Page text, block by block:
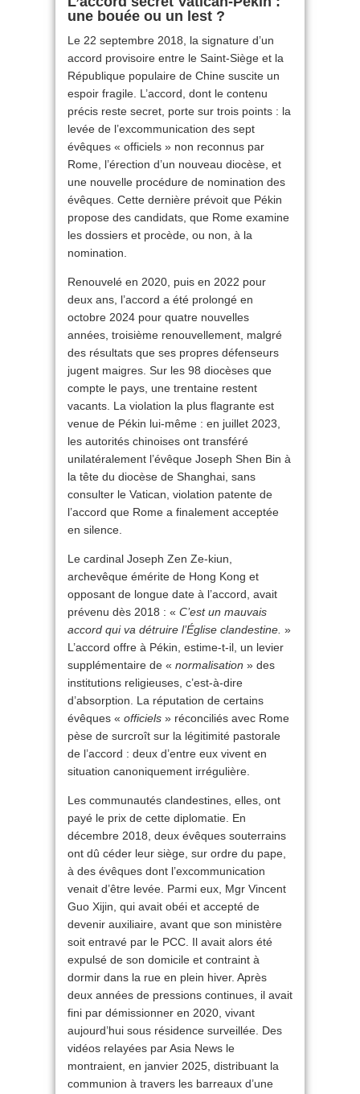
une bouée ou un lest ?
Le 22 septembre 2018, la signature d’un
accord provisoire entre le Saint-Siège et la
République populaire de Chine suscite un
espoir fragile. L’accord, dont le contenu
précis reste secret, porte sur trois points : la
levée de l’excommunication des sept
évêques « officiels » non reconnus par
Rome, l’érection d’un nouveau diocèse, et
une nouvelle procédure de nomination des
évêques. Cette dernière prévoit que Pékin
propose des candidats, que Rome examine
les dossiers et procède, ou non, à la
nomination.
Renouvelé en 2020, puis en 2022 pour
deux ans, l’accord a été prolongé en
octobre 2024 pour quatre nouvelles
années, troisième renouvellement, malgré
des résultats que ses propres défenseurs
jugent maigres. Sur les 98 diocèses que
compte le pays, une trentaine restent
vacants. La violation la plus flagrante est
venue de Pékin lui-même : en juillet 2023,
les autorités chinoises ont transféré
unilatéralement l’évêque Joseph Shen Bin à
la tête du diocèse de Shanghai, sans
consulter le Vatican, violation patente de
l’accord que Rome a finalement acceptée
en silence.
Le cardinal Joseph Zen Ze-kiun,
archevêque émérite de Hong Kong et
opposant de longue date à l’accord, avait
prévenu dès 2018 : « C’est un mauvais
accord qui va détruire l’Église clandestine. »
L’accord offre à Pékin, estime-t-il, un levier
supplémentaire de « normalisation » des
institutions religieuses, c’est-à-dire
d’absorption. La réputation de certains
évêques « officiels » réconciliés avec Rome
pèse de surcroît sur la légitimité pastorale
de l’accord : deux d’entre eux vivent en
situation canoniquement irrégulière.
Les communautés clandestines, elles, ont
payé le prix de cette diplomatie. En
décembre 2018, deux évêques souterrains
ont dû céder leur siège, sur ordre du pape,
à des évêques dont l’excommunication
venait d’être levée. Parmi eux, Mgr Vincent
Guo Xijin, qui avait obéi et accepté de
devenir auxiliaire, avant que son ministère
soit entravé par le PCC. Il avait alors été
expulsé de son domicile et contraint à
dormir dans la rue en plein hiver. Après
deux années de pressions continues, il avait
fini par démissionner en 2020, vivant
aujourd’hui sous résidence surveillée. Des
vidéos relayées par Asia News le
montraient, en janvier 2025, distribuant la
communion à travers les barreaux d’une